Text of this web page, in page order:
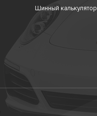
Шинный калькулятор